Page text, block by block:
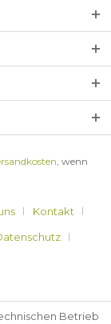
, wenn
Kontakt
Betrieb